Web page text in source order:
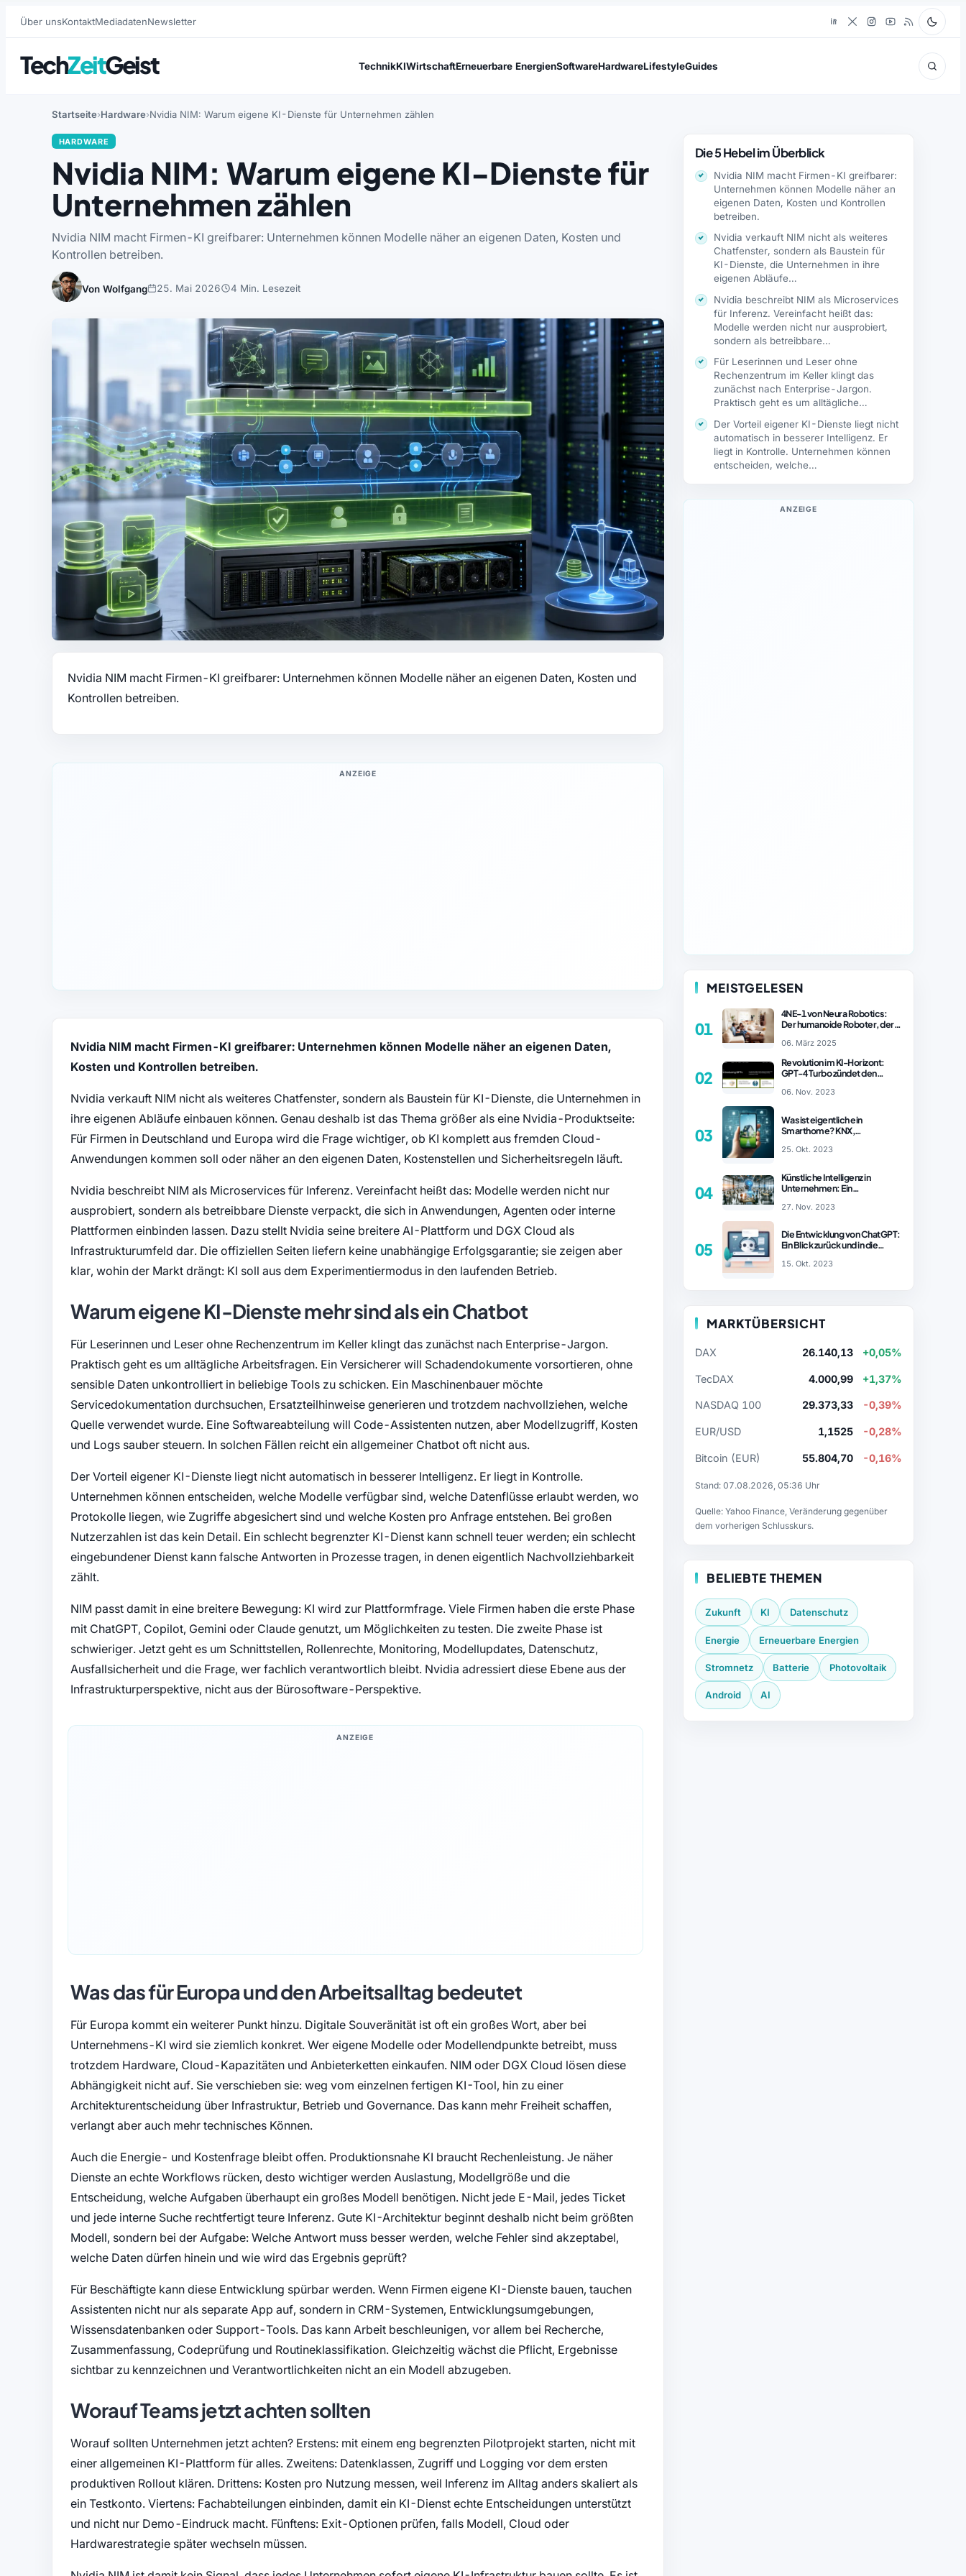
Über unsKontaktMediadatenNewsletter
TechZeitGeist TechnikKIWirtschaftErneuerbare EnergienSoftwareHardwareLifestyleGuides
Startseite Hardware Nvidia NIM: Warum eigene KI-Dienste für Unternehmen zählen
HARDWARE
Nvidia NIM: Warum eigene KI-Dienste für
Unternehmen zählen
Nvidia NIM macht Firmen-KI greifbarer: Unternehmen können Modelle näher an eigenen Daten, Kosten und
Kontrollen betreiben.
Von Wolfgang 25. Mai 2026 4 Min. Lesezeit
Nvidia NIM macht Firmen-KI greifbarer: Unternehmen können Modelle näher an eigenen Daten, Kosten und
Kontrollen betreiben.
ANZEIGE
Nvidia NIM macht Firmen-KI greifbarer: Unternehmen können Modelle näher an eigenen Daten,
Kosten und Kontrollen betreiben.
Nvidia verkauft NIM nicht als weiteres Chatfenster, sondern als Baustein für KI-Dienste, die Unternehmen in
ihre eigenen Abläufe einbauen können. Genau deshalb ist das Thema größer als eine Nvidia-Produktseite:
Für Firmen in Deutschland und Europa wird die Frage wichtiger, ob KI komplett aus fremden Cloud-
Anwendungen kommen soll oder näher an den eigenen Daten, Kostenstellen und Sicherheitsregeln läuft.
Nvidia beschreibt NIM als Microservices für Inferenz. Vereinfacht heißt das: Modelle werden nicht nur
ausprobiert, sondern als betreibbare Dienste verpackt, die sich in Anwendungen, Agenten oder interne
Plattformen einbinden lassen. Dazu stellt Nvidia seine breitere AI-Plattform und DGX Cloud als
Infrastrukturumfeld dar. Die offiziellen Seiten liefern keine unabhängige Erfolgsgarantie; sie zeigen aber
klar, wohin der Markt drängt: KI soll aus dem Experimentiermodus in den laufenden Betrieb.
Warum eigene KI-Dienste mehr sind als ein Chatbot
Für Leserinnen und Leser ohne Rechenzentrum im Keller klingt das zunächst nach Enterprise-Jargon.
Praktisch geht es um alltägliche Arbeitsfragen. Ein Versicherer will Schadendokumente vorsortieren, ohne
sensible Daten unkontrolliert in beliebige Tools zu schicken. Ein Maschinenbauer möchte
Servicedokumentation durchsuchen, Ersatzteilhinweise generieren und trotzdem nachvollziehen, welche
Quelle verwendet wurde. Eine Softwareabteilung will Code-Assistenten nutzen, aber Modellzugriff, Kosten
und Logs sauber steuern. In solchen Fällen reicht ein allgemeiner Chatbot oft nicht aus.
Der Vorteil eigener KI-Dienste liegt nicht automatisch in besserer Intelligenz. Er liegt in Kontrolle.
Unternehmen können entscheiden, welche Modelle verfügbar sind, welche Datenflüsse erlaubt werden, wo
Protokolle liegen, wie Zugriffe abgesichert sind und welche Kosten pro Anfrage entstehen. Bei großen
Nutzerzahlen ist das kein Detail. Ein schlecht begrenzter KI-Dienst kann schnell teuer werden; ein schlecht
eingebundener Dienst kann falsche Antworten in Prozesse tragen, in denen eigentlich Nachvollziehbarkeit
zählt.
NIM passt damit in eine breitere Bewegung: KI wird zur Plattformfrage. Viele Firmen haben die erste Phase
mit ChatGPT, Copilot, Gemini oder Claude genutzt, um Möglichkeiten zu testen. Die zweite Phase ist
schwieriger. Jetzt geht es um Schnittstellen, Rollenrechte, Monitoring, Modellupdates, Datenschutz,
Ausfallsicherheit und die Frage, wer fachlich verantwortlich bleibt. Nvidia adressiert diese Ebene aus der
Infrastrukturperspektive, nicht aus der Bürosoftware-Perspektive.
ANZEIGE
Was das für Europa und den Arbeitsalltag bedeutet
Für Europa kommt ein weiterer Punkt hinzu. Digitale Souveränität ist oft ein großes Wort, aber bei
Unternehmens-KI wird sie ziemlich konkret. Wer eigene Modelle oder Modellendpunkte betreibt, muss
trotzdem Hardware, Cloud-Kapazitäten und Anbieterketten einkaufen. NIM oder DGX Cloud lösen diese
Abhängigkeit nicht auf. Sie verschieben sie: weg vom einzelnen fertigen KI-Tool, hin zu einer
Architekturentscheidung über Infrastruktur, Betrieb und Governance. Das kann mehr Freiheit schaffen,
verlangt aber auch mehr technisches Können.
Auch die Energie- und Kostenfrage bleibt offen. Produktionsnahe KI braucht Rechenleistung. Je näher
Dienste an echte Workflows rücken, desto wichtiger werden Auslastung, Modellgröße und die
Entscheidung, welche Aufgaben überhaupt ein großes Modell benötigen. Nicht jede E-Mail, jedes Ticket
und jede interne Suche rechtfertigt teure Inferenz. Gute KI-Architektur beginnt deshalb nicht beim größten
Modell, sondern bei der Aufgabe: Welche Antwort muss besser werden, welche Fehler sind akzeptabel,
welche Daten dürfen hinein und wie wird das Ergebnis geprüft?
Für Beschäftigte kann diese Entwicklung spürbar werden. Wenn Firmen eigene KI-Dienste bauen, tauchen
Assistenten nicht nur als separate App auf, sondern in CRM-Systemen, Entwicklungsumgebungen,
Wissensdatenbanken oder Support-Tools. Das kann Arbeit beschleunigen, vor allem bei Recherche,
Zusammenfassung, Codeprüfung und Routineklassifikation. Gleichzeitig wächst die Pflicht, Ergebnisse
sichtbar zu kennzeichnen und Verantwortlichkeiten nicht an ein Modell abzugeben.
Worauf Teams jetzt achten sollten
Worauf sollten Unternehmen jetzt achten? Erstens: mit einem eng begrenzten Pilotprojekt starten, nicht mit
einer allgemeinen KI-Plattform für alles. Zweitens: Datenklassen, Zugriff und Logging vor dem ersten
produktiven Rollout klären. Drittens: Kosten pro Nutzung messen, weil Inferenz im Alltag anders skaliert als
ein Testkonto. Viertens: Fachabteilungen einbinden, damit ein KI-Dienst echte Entscheidungen unterstützt
und nicht nur Demo-Eindruck macht. Fünftens: Exit-Optionen prüfen, falls Modell, Cloud oder
Hardwarestrategie später wechseln müssen.
Die 5 Hebel im Überblick
Nvidia NIM macht Firmen-KI greifbarer:
Unternehmen können Modelle näher an
eigenen Daten, Kosten und Kontrollen
betreiben.
Nvidia verkauft NIM nicht als weiteres
Chatfenster, sondern als Baustein für
KI-Dienste, die Unternehmen in ihre
eigenen Abläufe…
Nvidia beschreibt NIM als Microservices
für Inferenz. Vereinfacht heißt das:
Modelle werden nicht nur ausprobiert,
sondern als betreibbare…
Für Leserinnen und Leser ohne
Rechenzentrum im Keller klingt das
zunächst nach Enterprise-Jargon.
Praktisch geht es um alltägliche…
Der Vorteil eigener KI-Dienste liegt nicht
automatisch in besserer Intelligenz. Er
liegt in Kontrolle. Unternehmen können
entscheiden, welche…
ANZEIGE
MEISTGELESEN
01
4NE-1 von Neura Robotics:
Der humanoide Roboter, der
revolutionieren könnte
06. März 2025
02
Revolution im KI-Horizont:
GPT-4 Turbo zündet den
– ChatGPT Revolution!
06. Nov. 2023
03
Was ist eigentlich ein
Smarthome? KNX,
Vergleich
25. Okt. 2023
04
Künstliche Intelligenz in
Unternehmen: Ein
27. Nov. 2023
05
Die Entwicklung von ChatGPT:
Ein Blick zurück und in die
15. Okt. 2023
MARKTÜBERSICHT
DAX 26.140,13 +0,05%
TecDAX 4.000,99 +1,37%
NASDAQ 100 29.373,33 -0,39%
EUR/USD 1,1525 -0,28%
Bitcoin (EUR) 55.804,70 -0,16%
Stand: 07.08.2026, 05:36 Uhr
Quelle: Yahoo Finance, Veränderung gegenüber
dem vorherigen Schlusskurs.
BELIEBTE THEMEN
Zukunft KI Datenschutz
Energie Erneuerbare Energien
Stromnetz Batterie Photovoltaik
Android AI